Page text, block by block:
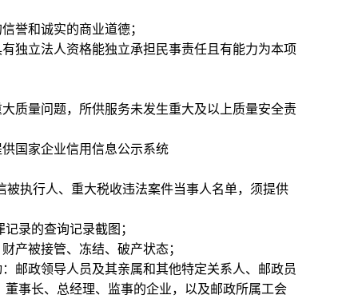
誉和诚实的商业道德；
独立法人资格能独立承担民事责任且有能力为本项
质量问题，所供服务未发生重大及以上质量安全责
国家企业信用信息公示系统
被执行人、重大税收违法案件当事人名单，须提供
录的查询记录截图；
产被接管、冻结、破产状态；
邮政领导人员及其亲属和其他特定关系人、邮政员
事长、总经理、监事的企业，以及邮政所属工会